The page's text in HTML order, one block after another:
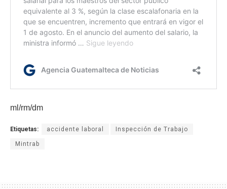
ml/rm/dm
Etiquetas: accidente laboral Inspección de Trabajo
Mintrab